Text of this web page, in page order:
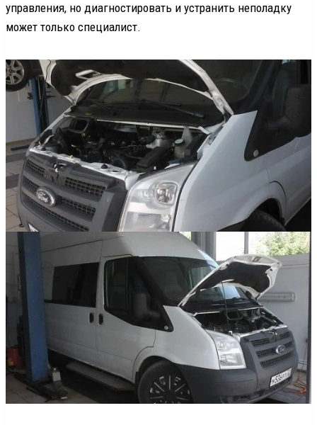
управления, но диагностировать и устранить неполадку
может только специалист.